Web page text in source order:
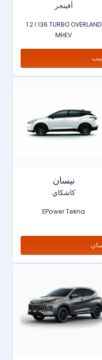
أفينجر
1.2 l 136 TURBO OVERLAND
MHEV
نيسان
كاشكاي
EPower Tekna